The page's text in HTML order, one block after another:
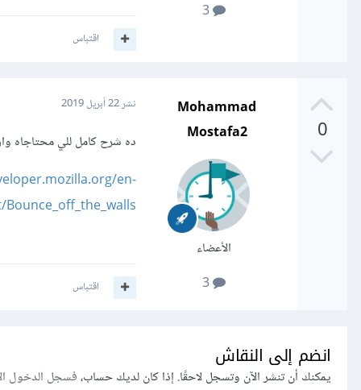
3
اقتباس
0
Mohammad
Mostafa2
الأعضاء
3
نشر22 أبريل 2019
ده شرح كامل للي محتاجاه
en-
اقتباس
انضم إلى النقاش
يمكنك أن تنشر الآن وتسجل لاحقًا. إذا كان لديك حساب،فسجل الدخول